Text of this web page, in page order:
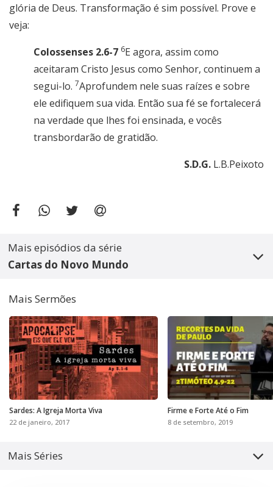
glória de Deus. Transformação é sim possível. Prove e
veja:
Colossenses 2.6-7 6E agora, assim como
aceitaram Cristo Jesus como Senhor, continuem a
segui-lo. 7Aprofundem nele suas raízes e sobre
ele edifiquem sua vida. Então sua fé se fortalecerá
na verdade que lhes foi ensinada, e vocês
transbordarão de gratidão.
S.D.G. L.B.Peixoto
Mais episódios da série
Cartas do Novo Mundo
Mais Sermões
Sardes: A Igreja Morta Viva
22 de janeiro, 2017
Firme e Forte Até o Fim
8 de setembro, 2019
Mais Séries